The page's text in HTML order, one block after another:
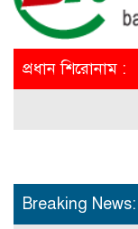
প্রধান শিরোনাম :
Breaking News: